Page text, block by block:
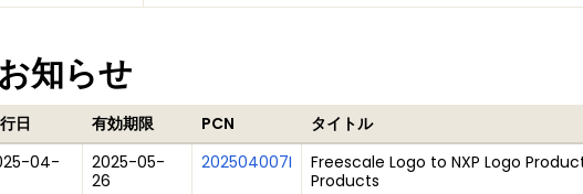
知らせ
日 有効期限 PCN
タイトル
04-
2025-05-
26
202504007I
Freescale Logo to NXP Logo
Products